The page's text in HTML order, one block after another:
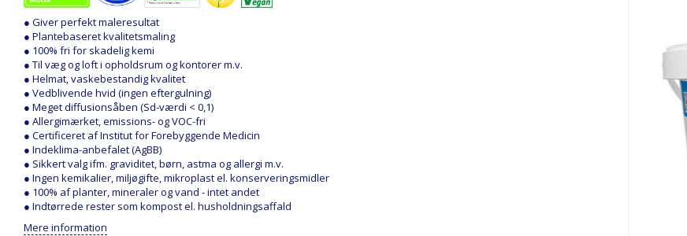
● Giver perfekt maleresultat
● Plantebaseret kvalitetsmaling
● 100% fri for skadelig kemi
● Til væg og loft i opholdsrum og kontorer m.v.
● Helmat, vaskebestandig kvalitet
● Vedblivende hvid (ingen eftergulning)
● Meget diffusionsåben (Sd-værdi < 0,1)
● Allergimærket, emissions- og VOC-fri
● Certificeret af Institut for Forebyggende Medicin
● Indeklima-anbefalet (AgBB)
● Sikkert valg ifm. graviditet, børn, astma og allergi m.v.
● Ingen kemikalier, miljøgifte, mikroplast el. konserveringsmidler
● 100% af planter, mineraler og vand - intet andet
● Indtørrede rester som kompost el. husholdningsaffald
Mere information